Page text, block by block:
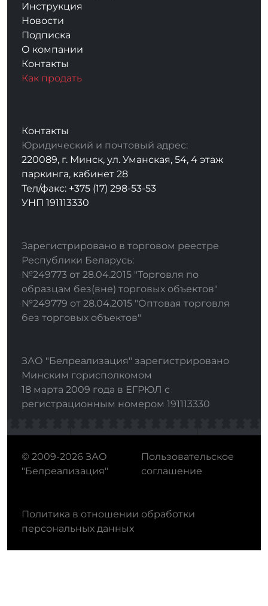
Инструкция
Новости
Подписка
О компании
Контакты
Как продать
Контакты
Юридический и почтовый адрес:
220089, г. Минск, ул. Уманская, 54, 4 этаж
паркинга, кабинет 28
Тел/факс: +375 (17) 298-53-53
УНП 191113330
Зарегистрировано в торговом реестре
Республики Беларусь:
№249773 от 28.04.2015 "Торговля по
образцам без(вне) торговых объектов"
№249779 от 28.04.2015 "Оптовая торговля
без торговых объектов"
ЗАО "Белреализация" зарегистрировано
Минским горисполкомом
18 марта 2009 года в ЕГРЮЛ с
регистрационным номером 191113330
© 2009-2026 ЗАО
"Белреализация"
Пользовательское
соглашение
Политика в отношении обработки
персональных данных